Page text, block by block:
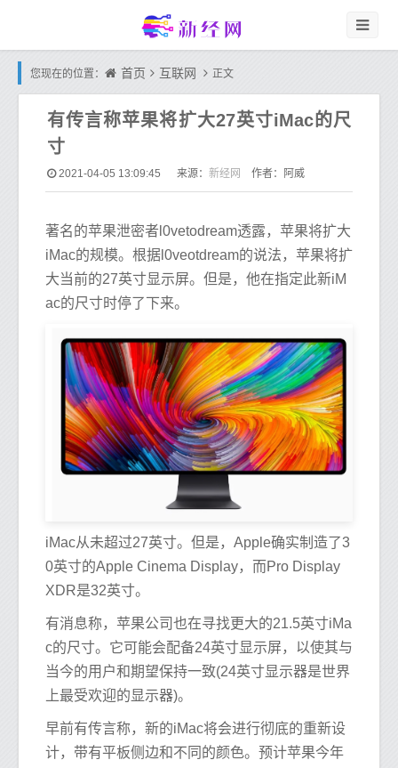
您现在的位置： 首页 互联网 正文
有传言称苹果将扩大27英寸iMac的尺
寸
2021-04-05 13:09:45 来源： 新经网 作者：阿威
著名的苹果泄密者l0vetodream透露，苹果将扩大
iMac的规模。根据l0veotdream的说法，苹果将扩
大当前的27英寸显示屏。但是，他在指定此新iM
ac的尺寸时停了下来。
iMac从未超过27英寸。但是，Apple确实制造了3
0英寸的Apple Cinema Display，而Pro Display
XDR是32英寸。
有消息称，苹果公司也在寻找更大的21.5英寸iMa
c的尺寸。它可能会配备24英寸显示屏，以使其与
当今的用户和期望保持一致(24英寸显示器是世界
上最受欢迎的显示器)。
早前有传言称，新的iMac将会进行彻底的重新设
计，带有平板侧边和不同的颜色。预计苹果今年